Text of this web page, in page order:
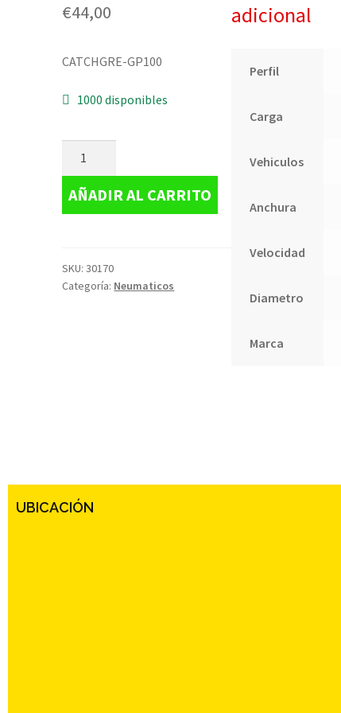
€44,00
CATCHGRE-GP100
1000 disponibles
AÑADIR AL CARRITO
SKU:30170
Categoría: Neumaticos
adicional
Perfil
Carga
Vehiculos
Anchura
Velocidad
Diametro
Marca
UBICACIÓN